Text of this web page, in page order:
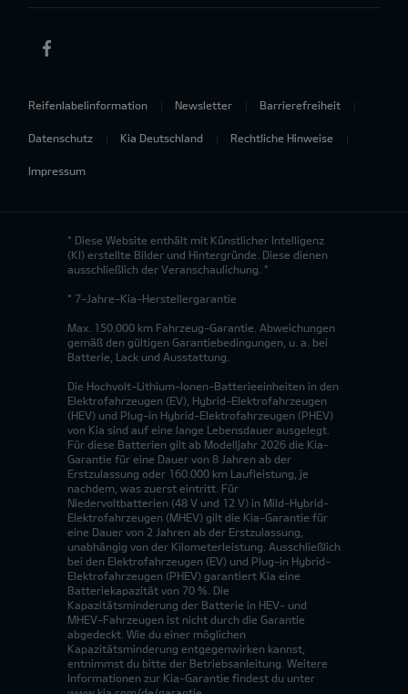
Reifenlabelinformation Newsletter Barrierefreiheit
Datenschutz Kia Deutschland Rechtliche Hinweise
Impressum
* Diese Website enthält mit Künstlicher Intelligenz
(KI) erstellte Bilder und Hintergründe. Diese dienen
ausschließlich der Veranschaulichung. *
* 7-Jahre-Kia-Herstellergarantie
Max. 150.000 km Fahrzeug-Garantie. Abweichungen
gemäß den gültigen Garantiebedingungen, u. a. bei
Batterie, Lack und Ausstattung.
Die Hochvolt-Lithium-Ionen-Batterieeinheiten in den
Elektrofahrzeugen (EV), Hybrid-Elektrofahrzeugen
(HEV) und Plug-in Hybrid-Elektrofahrzeugen (PHEV)
von Kia sind auf eine lange Lebensdauer ausgelegt.
Für diese Batterien gilt ab Modelljahr 2026 die Kia-
Garantie für eine Dauer von 8 Jahren ab der
Erstzulassung oder 160.000 km Laufleistung, je
nachdem, was zuerst eintritt. Für
Niedervoltbatterien (48 V und 12 V) in Mild-Hybrid-
Elektrofahrzeugen (MHEV) gilt die Kia-Garantie für
eine Dauer von 2 Jahren ab der Erstzulassung,
unabhängig von der Kilometerleistung. Ausschließlich
bei den Elektrofahrzeugen (EV) und Plug-in Hybrid-
Elektrofahrzeugen (PHEV) garantiert Kia eine
Batteriekapazität von 70 %. Die
Kapazitätsminderung der Batterie in HEV- und
MHEV-Fahrzeugen ist nicht durch die Garantie
abgedeckt. Wie du einer möglichen
Kapazitätsminderung entgegenwirken kannst,
entnimmst du bitte der Betriebsanleitung. Weitere
Informationen zur Kia-Garantie findest du unter